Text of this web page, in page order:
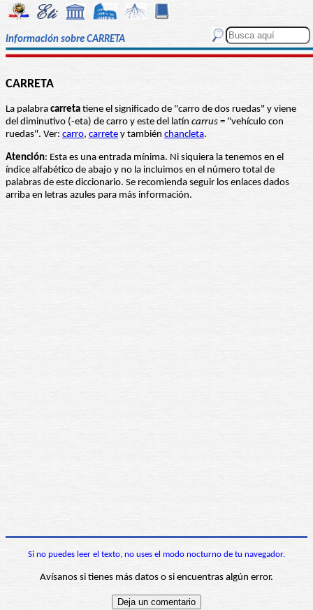
Información sobre CARRETA
CARRETA
La palabra carreta tiene el significado de "carro de dos ruedas" y viene
del diminutivo (-eta) de carro y este del latín carrus = "vehículo con
ruedas". Ver: carro, carrete y también chancleta.
Atención: Esta es una entrada mínima. Ni siquiera la tenemos en el
índice alfabético de abajo y no la incluimos en el número total de
palabras de este diccionario. Se recomienda seguir los enlaces dados
arriba en letras azules para más información.
Si no puedes leer el texto, no uses el modo nocturno de tu navegador.
Avísanos si tienes más datos o si encuentras algún error.